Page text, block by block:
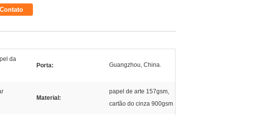
Contato
da
Porta: Guangzhou, China.
Material:
papel de arte 157gsm,
cartão do cinza 900gsm